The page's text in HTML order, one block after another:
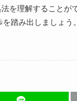
を理解することが
踏み出しましょう。